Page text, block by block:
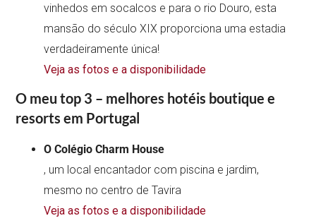
vinhedos em socalcos e para o rio Douro, esta
mansão do século XIX proporciona uma estadia
verdadeiramente única!
Veja as fotos e a disponibilidade
O meu top 3 – melhores hotéis boutique e
resorts em Portugal
O Colégio Charm House
, um local encantador com piscina e jardim,
mesmo no centro de Tavira
Veja as fotos e a disponibilidade